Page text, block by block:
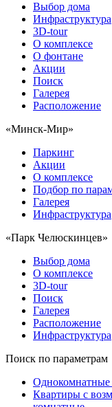
Выбор дома
Инфраструктура
3D-tour
О комплексе
О фонтане
Акции
Поиск
Галерея
Расположение
«Минск-Мир»
Паркинг
Акции
О комплексе
Подбор по
Галерея
Инфраструктура
«Парк Челюскинцев»
Выбор дома
О комплексе
3D-tour
Поиск
Галерея
Расположение
Инфраструктура
Поиск по параметрам
Однокомнатные
Квартиры с